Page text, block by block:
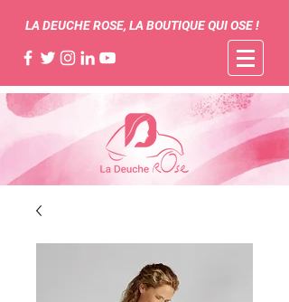
LA DEUCHE ROSE, LA BOUTIQUE QUI OSE !